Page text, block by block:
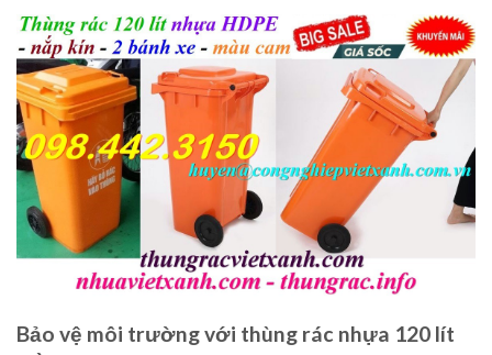
Bảo vệ môi trường với thùng rác nhựa 120 lít